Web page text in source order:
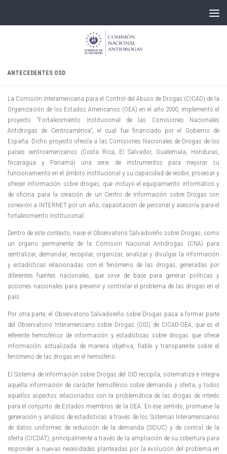
ANTECEDENTES OSD
La Comisión Interamericana para el Control del Abuso de Drogas (CICAD) de la
Organización de los Estados Americanos (OEA) en el año 2000, implementó el
proyecto “Fortalecimiento Institucional de las Comisiones Nacionales
Antidrogas de Centroamérica”, el cual fue financiado por el Gobierno de
España. Dicho proyecto ofrecía a las Comisiones Nacionales de Drogas de los
países centroamericanos (Costa Rica, El Salvador, Guatemala, Honduras,
Nicaragua y Panamá) una serie de instrumentos para mejorar su
funcionamiento en el ámbito institucional y su capacidad de recibir, procesar y
ofrecer información sobre drogas, que incluyó el equipamiento informático y
de oficina para la creación de un Centro de Información sobre Drogas con
conexión a INTERNET por un año; capacitación de personal y asesoría para el
fortalecimiento institucional.
Dentro de este contexto, nace el Observatorio Salvadoreño sobre Drogas, como
un órgano permanente de la Comisión Nacional Antidrogas (CNA) para
centralizar, demandar, recopilar, organizar, analizar y divulgar la información
y estadísticas relacionadas con el fenómeno de las drogas, generadas por
diferentes fuentes nacionales, que sirve de base para generar políticas y
acciones nacionales para prevenir y controlar el problema de las drogas en el
país.
Por otra parte, el Observatorio Salvadoreño sobre Drogas pasa a formar parte
del Observatorio Interamericano sobre Drogas (OID) de CICAD-OEA, que es el
referente hemisférico de información y estadísticas sobre drogas que ofrece
información actualizada de manera objetiva, fiable y transparente sobre el
fenómeno de las drogas en el hemisferio.
El Sistema de Información sobre Drogas del OID recopila, sistematiza e integra
aquella información de carácter hemisférico sobre demanda y oferta, y todos
aquellos aspectos relacionados con la problemática de las drogas de interés
para el conjunto de Estados miembros de la OEA. En ese sentido, promueve la
generación y análisis de estadísticas a través de los Sistemas Interamericanos
de datos uniformes de reducción de la demanda (SIDUC) y de control de la
oferta (CICDAT), principalmente a través de la ampliación de su cobertura para
responder a nuevas necesidades planteadas por la evolución del problema en